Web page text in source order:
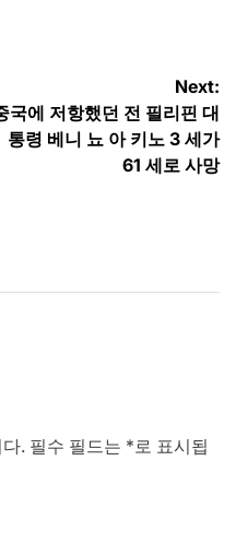
Next:
국에 저항했던 전 필리핀 대
통령 베니 뇨 아 키노 3 세가
61 세로 사망
. 필수 필드는 *로 표시됩